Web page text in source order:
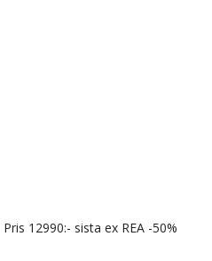
12990:- sista ex REA -50%